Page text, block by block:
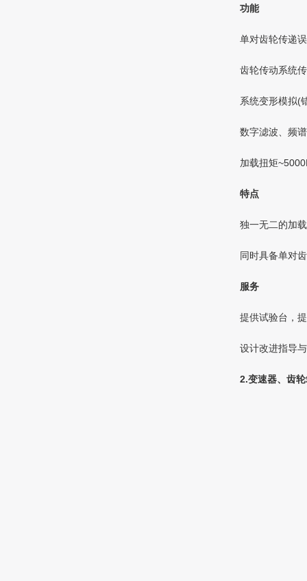
功能
单对齿轮传递
齿轮传动系统
系统变形模拟(
数字滤波、频
加载扭矩
特点
独一无二的加
同时具备单对
服务
提供试验台，
设计改进指导
2.变速器、齿